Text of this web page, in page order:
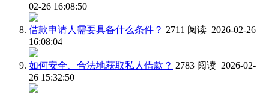
02-26 16:08:50
借款申请人需要具备什么条件？ 2711 阅读 2026-02-26
16:08:04
如何安全、合法地获取私人借款？ 2783 阅读 2026-02-
26 15:32:50